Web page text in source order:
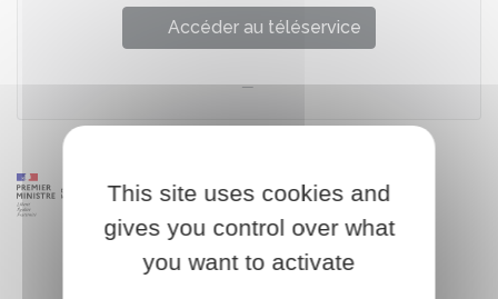
Accéder au téléservice
This site uses cookies and
gives you control over what
you want to activate